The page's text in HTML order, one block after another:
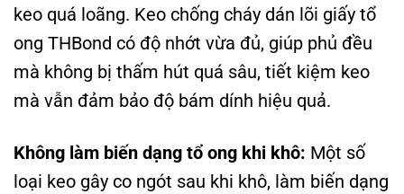
keo quá loãng. Keo chống cháy dán lõi giấy tổ
ong THBond có độ nhớt vừa đủ, giúp phủ đều
mà không bị thấm hút quá sâu, tiết kiệm keo
mà vẫn đảm bảo độ bám dính hiệu quả.
Không làm biến dạng tổ ong khi khô: Một số
loại keo gây co ngót sau khi khô, làm biến dạng